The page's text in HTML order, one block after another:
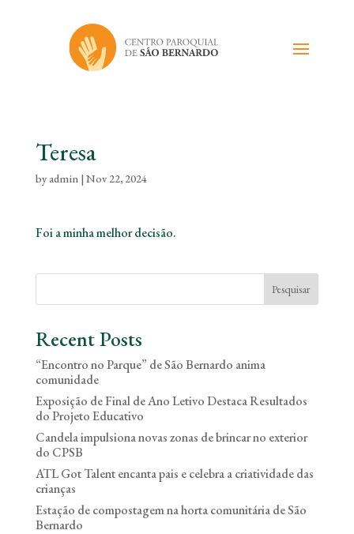
Teresa
byadmin| Nov 22, 2024
Foi a minha melhor decisão.
Pesquisar
Recent Posts
“Encontro no Parque” de São Bernardo anima
comunidade
Exposição de Final de Ano Letivo Destaca Resultados
do Projeto Educativo
Candela impulsiona novas zonas de brincar no exterior
do CPSB
ATL Got Talent encanta pais e celebra a criatividade das
crianças
Estação de compostagem na horta comunitária de São
Bernardo